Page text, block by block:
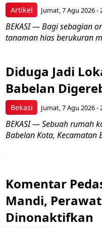
Artikel Jumat, 7 Agu 2026 -
BEKASI — Bagi sebagian
tanaman hias berukuran
Bekasi
Diduga Jadi
Babelan
Jumat, 7 Agu 2026 -
BEKASI — Sebuah rumah
Babelan Kota, Kecamatan
Komentar
Mandi,
Dinonaktifkan